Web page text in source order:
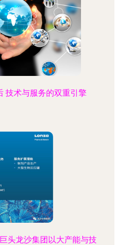
技术与服务的双重引擎
头龙沙集团以大产能与技